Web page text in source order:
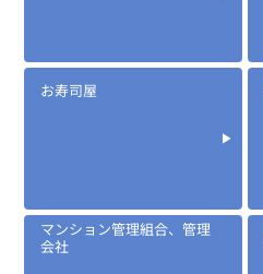
お寿司屋
マンション管理組合、管理
会社